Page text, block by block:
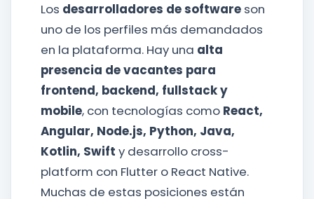
Los desarrolladores de softwareson
uno de los perfiles más demandados
en la plataforma. Hay una alta
presencia de vacantes para
frontend, backend, fullstack y
mobile, con tecnologías como React,
Angular, Node.js, Python, Java,
Kotlin, Swift y desarrollo cross-
platform con Flutter o React Native.
Muchas de estas posiciones están